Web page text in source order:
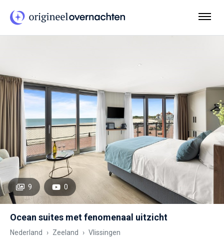
9 0
Ocean suites met fenomenaal uitzicht
Nederland Zeeland Vlissingen